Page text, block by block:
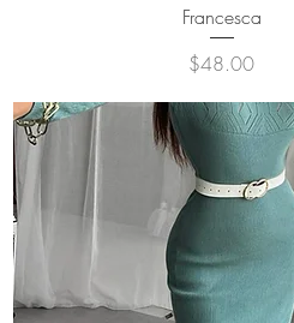
クイックビュー
Francesca
価格
$48.00